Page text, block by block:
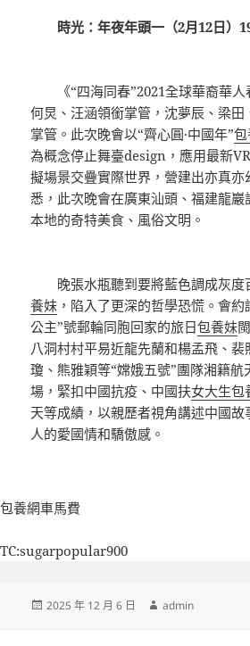
時光：年夜年頭一（2月12日）
《“四海同春”2021全球華裔華人
何炅、汪涵領銜掌管，沈夢辰、梁
掌管。此次晚會以“齊心圓·中國年”
為概念停止舞臺design，應用最新
擬場景交疊實際世界，營建出亦真
悉，此次晚會在廣東汕頭、福建龍
本地的奇特美食、風俗文明。
晚張水瓶聽到要將藍色調成灰度
養妹 ，陷入了更深的哲學恐慌。會
公主”號郵輪同胞回家的旅日包養妹
八洞村村平易近龍先蘭和楊孟飛、裴
瓊、熊雅穎等“嫦娥五號”團隊湘籍
場，緊扣中國抗疫、中國扶女大生包
天等成績，以親歷者視角講述中國
人的愛國情和驕傲感。
包養網車馬費
TC:sugarpopular900
發
2025 年 12 月 6 日
作
admin